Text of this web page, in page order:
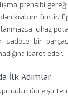
prensibi
kıvılcım üretir.
cihaz
bir
işaret eder.
İlk Adımlar
önce şu